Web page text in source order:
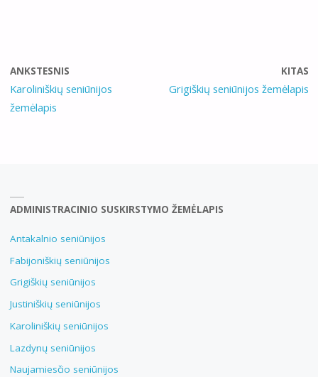
ANKSTESNIS
Karoliniškių seniūnijos
žemėlapis
KITAS
Grigiškių seniūnijos žemėlapis
ADMINISTRACINIO SUSKIRSTYMO ŽEMĖLAPIS
Antakalnio seniūnijos
Fabijoniškių seniūnijos
Grigiškių seniūnijos
Justiniškių seniūnijos
Karoliniškių seniūnijos
Lazdynų seniūnijos
Naujamiesčio seniūnijos